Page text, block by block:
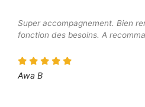
Super accompagnement. Bien
fonction des besoins. A
Awa B